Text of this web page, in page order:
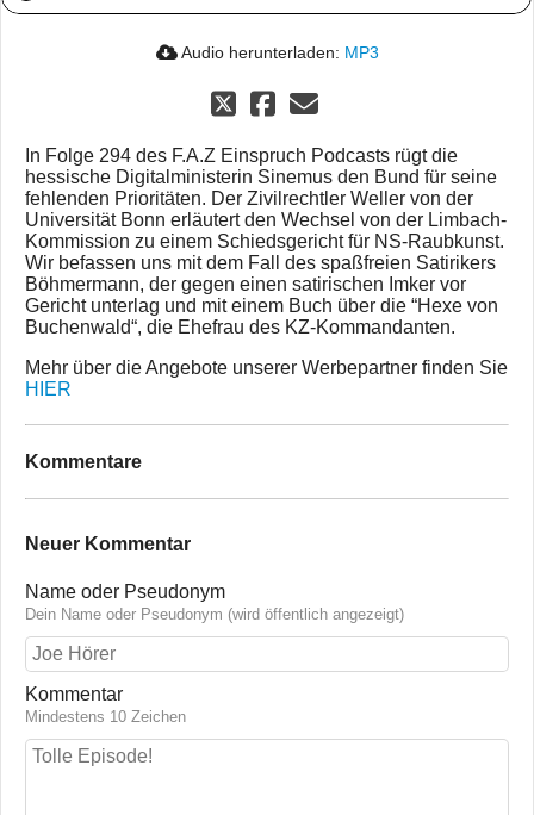
Audio herunterladen: MP3
In Folge 294 des F.A.Z Einspruch Podcasts rügt die
hessische Digitalministerin Sinemus den Bund für seine
fehlenden Prioritäten. Der Zivilrechtler Weller von der
Universität Bonn erläutert den Wechsel von der Limbach-
Kommission zu einem Schiedsgericht für NS-Raubkunst.
Wir befassen uns mit dem Fall des spaßfreien Satirikers
Böhmermann, der gegen einen satirischen Imker vor
Gericht unterlag und mit einem Buch über die “Hexe von
Buchenwald“, die Ehefrau des KZ-Kommandanten.
Mehr über die Angebote unserer Werbepartner finden Sie
HIER
Kommentare
Neuer Kommentar
Name oder Pseudonym
Dein Name oder Pseudonym (wird öffentlich angezeigt)
Kommentar
Mindestens 10 Zeichen